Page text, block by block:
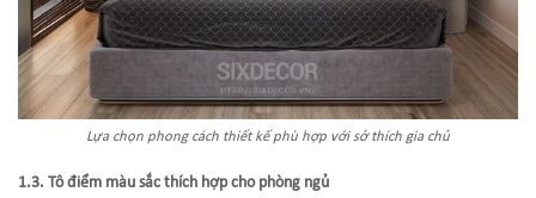
Lựa chọn phong cách thiết kế phù hợp với sở thích gia chủ
1.3. Tô điểm màu sắc thích hợp cho phòng ngủ